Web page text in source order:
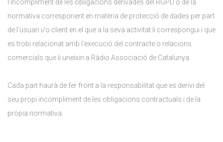
l'incompliment de les obligacions derivades del RGPD o de la
normativa corresponent en matèria de protecció de dades per part
de l'usuari i/o client en el que a la seva activitat li correspongui i que
es trobi relacionat amb l'execució del contracte o relacions
comercials que li uneixin a Ràdio Associació de Catalunya.
Cada part haurà de fer front a la responsabilitat que es derivi del
seu propi incompliment de les obligacions contractuals i de la
pròpia normativa.